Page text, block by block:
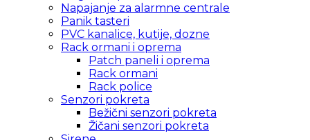
Napajanje za alarmne centrale
Panik tasteri
PVC kanalice, kutije, dozne
Rack ormani i oprema
Patch paneli i oprema
Rack ormani
Rack police
Senzori pokreta
Bežični senzori pokreta
Žičani senzori pokreta